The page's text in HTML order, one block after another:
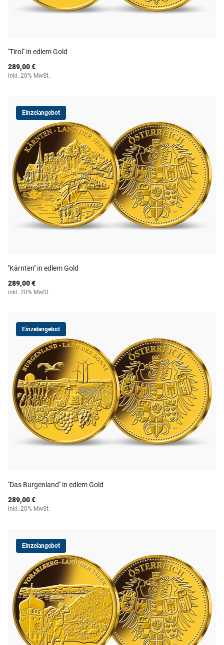
''Tirol'' in edlem Gold
289,00 €
inkl. 20% MwSt.
Einzelangebot
''Kärnten'' in edlem Gold
289,00 €
inkl. 20% MwSt.
Einzelangebot
''Das Burgenland'' in edlem Gold
289,00 €
inkl. 20% MwSt.
Einzelangebot